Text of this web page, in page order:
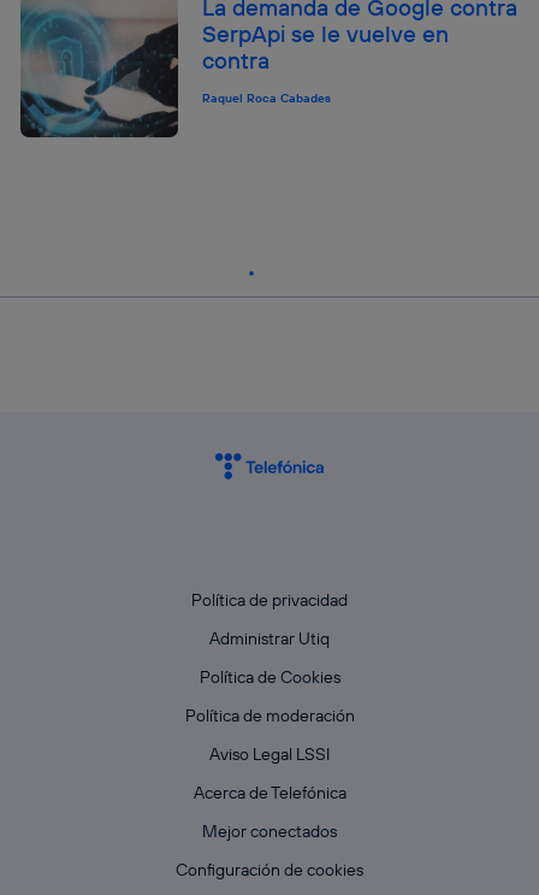
La demanda de Google contra
SerpApi se le vuelve en
contra
Raquel Roca Cabades
Política de privacidad
Administrar Utiq
Política de Cookies
Política de moderación
Aviso Legal LSSI
Acerca de Telefónica
Mejor conectados
Configuración de cookies